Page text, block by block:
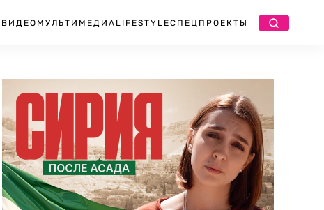
ВИДЕО МУЛЬТИМЕДИА LIFESTYLEСПЕЦПРОЕКТЫ